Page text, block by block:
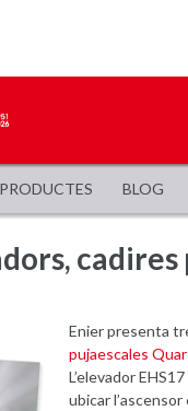
PRODUCTES BLOG
Enier presenta
pujaescales
L’elevador
ubicar